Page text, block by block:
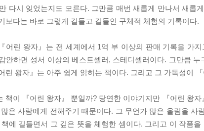
다시 잊었는지도 모른다. 그만큼 매번 새롭게 만나서 새롭
보다는 바로 그렇게 길들고 길들인 구체적 체험의 기록이다.
어린 왕자』는 전 세계에서 1억 부 이상의 판매 기록을 가
안하면 성서 이상의 베스트셀러, 스테디셀러이다. 그만큼
린 왕자』는 아주 쉽게 읽히는 책이다. 그리고 그 가독성이
책이 『어린 왕자』 뿐일까? 당연한 이야기지만 『어린 왕
은 사람에게 전해주기 때문이다. 그 무언가 많은 울림을 사
에 길들면서 그 깊은 뜻을 체험한 셈이다. 그리고 이 작품